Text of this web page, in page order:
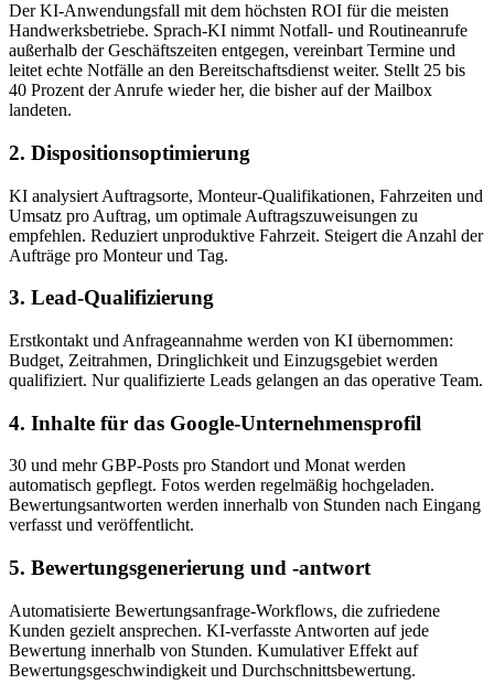
Der KI-Anwendungsfall mit dem höchsten ROI für die meisten
Handwerksbetriebe. Sprach-KI nimmt Notfall- und Routineanrufe
außerhalb der Geschäftszeiten entgegen, vereinbart Termine und
leitet echte Notfälle an den Bereitschaftsdienst weiter. Stellt 25 bis
40 Prozent der Anrufe wieder her, die bisher auf der Mailbox
landeten.
2. Dispositionsoptimierung
KI analysiert Auftragsorte, Monteur-Qualifikationen, Fahrzeiten und
Umsatz pro Auftrag, um optimale Auftragszuweisungen zu
empfehlen. Reduziert unproduktive Fahrzeit. Steigert die Anzahl der
Aufträge pro Monteur und Tag.
3. Lead-Qualifizierung
Erstkontakt und Anfrageannahme werden von KI übernommen:
Budget, Zeitrahmen, Dringlichkeit und Einzugsgebiet werden
qualifiziert. Nur qualifizierte Leads gelangen an das operative Team.
4. Inhalte für das Google-Unternehmensprofil
30 und mehr GBP-Posts pro Standort und Monat werden
automatisch gepflegt. Fotos werden regelmäßig hochgeladen.
Bewertungsantworten werden innerhalb von Stunden nach Eingang
verfasst und veröffentlicht.
5. Bewertungsgenerierung und -antwort
Automatisierte Bewertungsanfrage-Workflows, die zufriedene
Kunden gezielt ansprechen. KI-verfasste Antworten auf jede
Bewertung innerhalb von Stunden. Kumulativer Effekt auf
Bewertungsgeschwindigkeit und Durchschnittsbewertung.